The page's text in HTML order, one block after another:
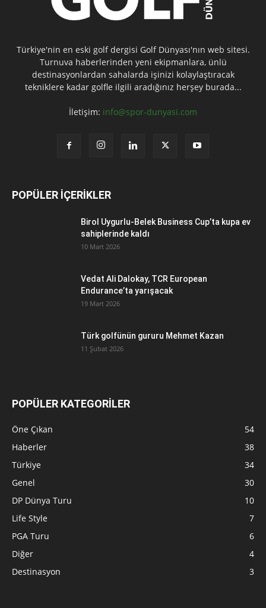
Türkiye'nin en eski golf dergisi Golf Dünyası'nın web sitesi.
Turnuva haberlerinden yeni ekipmanlara, ünlü
destinasyonlardan sahalarda işinizi kolaylaştıracak
tekniklere kadar golfle ilgili aradığınız herşey burada...
İletişim: info@spor-dunyasi.com
POPÜLER İÇERİKLER
Birol Uygurlu-Belek Business Cup’ta kupa ev
sahiplerinde kaldı
10 Mart 2026
Vedat Ali Dalokay, TCR European
Endurance’ta yarışacak
19 Mart 2026
Türk golfünün gururu Mehmet Kazan
11 Şubat 2026
POPÜLER KATEGORİLER
Öne Çıkan
54
Haberler
38
Türkiye
34
Genel
30
DP Dünya Turu
10
Life Style
7
PGA Turu
6
Diğer
4
Destinasyon
3